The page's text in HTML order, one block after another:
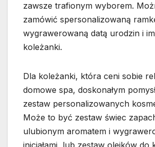
zawsze trafionym wyborem.
zamówić spersonalizowaną
wygrawerowaną datą urodzin i
koleżanki.
Dla koleżanki, która ceni sobie
domowe spa, doskonałym
zestaw personalizowanych
Może to być zestaw świec
ulubionym aromatem i